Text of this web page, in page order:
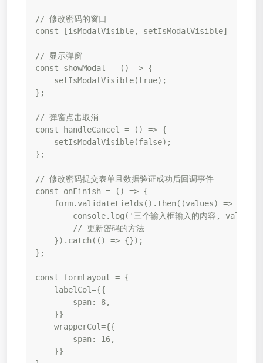
// 修改密码的窗口
const [isModalVisible, setIsModalVisible] =
// 显示弹窗
const showModal = () => {
    setIsModalVisible(true);
};
// 弹窗点击取消
const handleCancel = () => {
    setIsModalVisible(false);
};
// 修改密码提交表单且数据验证成功后回调事件
const onFinish = () => {
    form.validateFields().then((values) => {
console.log('三个输入框输入的内容,
        // 更新密码的方法
    }).catch(() => {});
};
const formLayout = {
    labelCol={{
        span: 8,
    }}
    wrapperCol={{
        span: 16,
    }}